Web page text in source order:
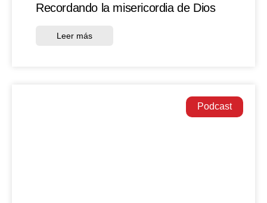
Recordando la misericordia de Dios
Leer más
Podcast